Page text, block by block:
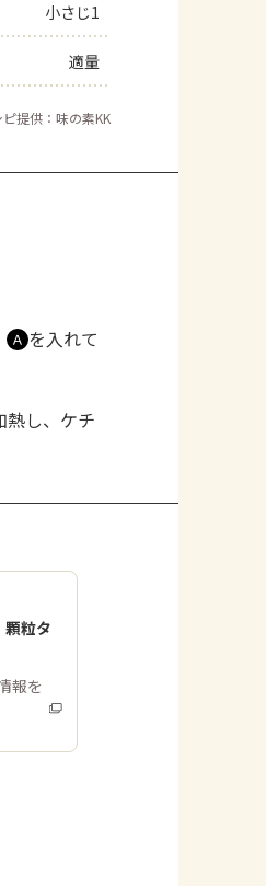
PARK とは
小さじ1
適量
ピ提供：味の素KK
Ａ を入れて
熱し、ケチ
顆粒タ
報を